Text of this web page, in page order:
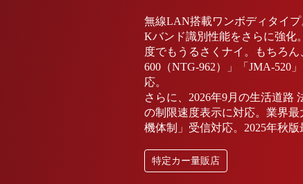
無線LAN搭載ワンボディタイプ
Kバンド識別性能をさらに強化
度でもうるさくナイ。もちろ
600（NTG-962）」「JMA-520
応。
さらに、2026年9月の生活道路
の制限速度表示に対応。業界
機体制」受信対応。2025年秋版
特定カー量販店